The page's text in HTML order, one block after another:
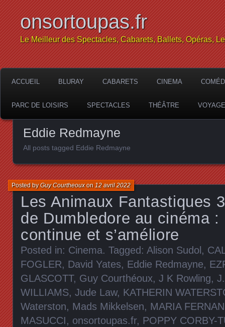
onsortoupas.fr
Le Meilleur des Spectacles, Cabarets, Ballets, Opéras,
ACCUEIL BLURAY CABARETS CINEMA
PARC DE LOISIRS SPECTACLES THÉÂTRE
Eddie Redmayne
All posts tagged Eddie Redmayne
Les Animaux Fantastiques
de Dumbledore au cinéma :
continue et s’améliore
Posted byGuy Courtheouxon 12 avril 2022
Posted in: Cinema. Tagged: Alison Sudol,
FOGLER, David Yates, Eddie Redmayne,
GLASCOTT, Guy Courthéoux, J K Rowling,
WILLIAMS, Jude Law, KATHERIN
Waterston, Mads Mikkelsen, MARIA
MASUCCI, onsortoupas.fr, POPPY CORBY-